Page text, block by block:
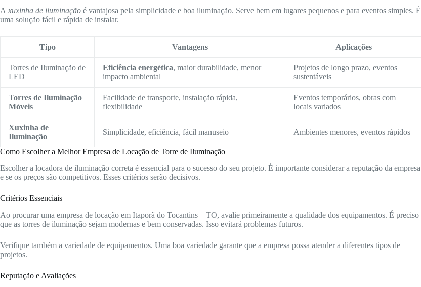
A xuxinha de iluminação é vantajosa pela simplicidade e boa iluminação. Serve bem em lugares pequenos e para eventos simples. É
uma solução fácil e rápida de instalar.
Tipo Vantagens Aplicações
Torres de Iluminação de
LED
Eficiência energética, maior durabilidade, menor
impacto ambiental
Projetos de longo prazo, eventos
sustentáveis
Torres de Iluminação
Móveis
Facilidade de transporte, instalação rápida,
flexibilidade
Eventos temporários, obras com
locais variados
Xuxinha de
Iluminação
Simplicidade, eficiência, fácil manuseio Ambientes menores, eventos rápidos
Como Escolher a Melhor Empresa de Locação de Torre de Iluminação
Escolher a locadora de iluminação correta é essencial para o sucesso do seu projeto. É importante considerar a reputação da empresa
e se os preços são competitivos. Esses critérios serão decisivos.
Critérios Essenciais
Ao procurar uma empresa de locação em Itaporã do Tocantins – TO, avalie primeiramente a qualidade dos equipamentos. É preciso
que as torres de iluminação sejam modernas e bem conservadas. Isso evitará problemas futuros.
Verifique também a variedade de equipamentos. Uma boa variedade garante que a empresa possa atender a diferentes tipos de
projetos.
Reputação e Avaliações